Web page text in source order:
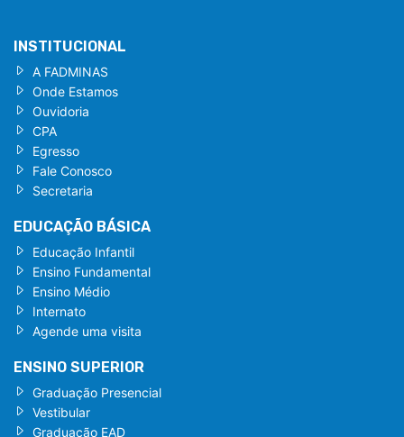
INSTITUCIONAL
A FADMINAS
Onde Estamos
Ouvidoria
CPA
Egresso
Fale Conosco
Secretaria
EDUCAÇÃO BÁSICA
Educação Infantil
Ensino Fundamental
Ensino Médio
Internato
Agende uma visita
ENSINO SUPERIOR
Graduação Presencial
Vestibular
Graduação EAD